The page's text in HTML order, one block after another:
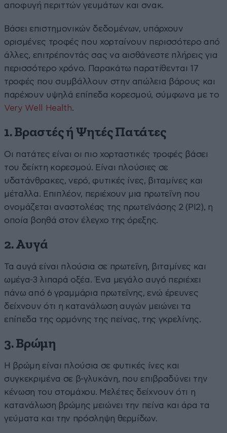
αποφυγή περιττών γευμάτων και σνακ.
Βάσει επιστημονικών δεδομένων, υπάρχουν
ορισμένες τροφές που χορταίνουν περισσότερο από
άλλες, επιτρέποντάς σας να αισθάνεστε πλήρεις για
περισσότερο χρόνο. Παρακάτω παρατίθενται 17
τροφές που συμβάλλουν στην απώλεια βάρους και
παρέχουν υψηλά επίπεδα κορεσμού, σύμφωνα με το
Very Well Health.
1. Βραστές ή Ψητές Πατάτες
Οι πατάτες είναι οι πιο χορταστικές τροφές βάσει
του δείκτη κορεσμού. Είναι πλούσιες σε
υδατάνθρακες, νερό, φυτικές ίνες, βιταμίνες και
μέταλλα. Επιπλέον, περιέχουν μια πρωτεΐνη που
ονομάζεται αναστολέας της πρωτεϊνάσης 2 (PI2), η
οποία βοηθά στον έλεγχο της όρεξης.
2. Αυγά
Τα αυγά είναι πλούσια σε πρωτεΐνη, βιταμίνες και
ωμέγα-3 λιπαρά οξέα. Ένα μεγάλο αυγό περιέχει
πάνω από 6 γραμμάρια πρωτεΐνης, ενώ έρευνες
δείχνουν ότι η κατανάλωση αυγών μειώνει τα
επίπεδα της ορμόνης της πείνας, της γκρελίνης.
3. Βρώμη
Η βρώμη είναι πλούσια σε φυτικές ίνες και
συγκεκριμένα σε β-γλυκάνη, που επιβραδύνει την
κένωση του στομάχου. Μελέτες δείχνουν ότι η
κατανάλωση βρώμης μειώνει την πείνα και άρα τα
γεύματα και την πρόσληψη θερμίδων.